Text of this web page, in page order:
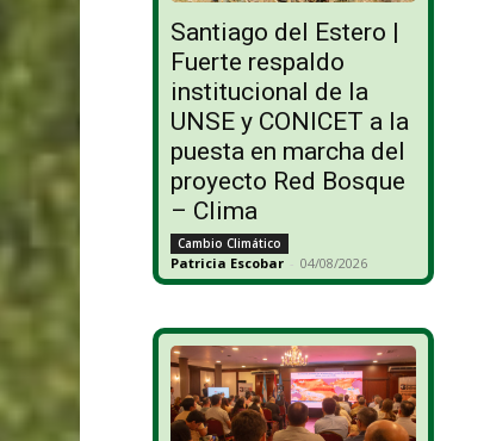
Santiago del Estero |
Fuerte respaldo
institucional de la
UNSE y CONICET a la
puesta en marcha del
proyecto Red Bosque
– Clima
Cambio Climático
Patricia Escobar - 04/08/2026